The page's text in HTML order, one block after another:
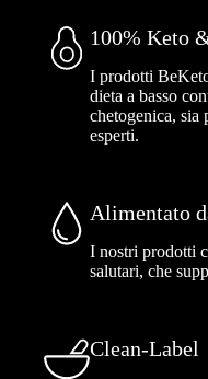
100% Keto
I prodotti
dieta a basso
chetogenica, sia
esperti.
Alimentato
I nostri prodotti
salutari, che
Clean-Label